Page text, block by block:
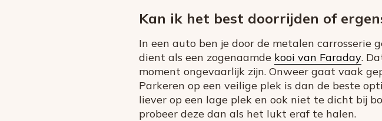
Kan ik het best doorrijden of
In een auto ben je door de metalen carrosserie
dient als een zogenaamde kooi van Faraday.
moment ongevaarlijk zijn. Onweer gaat vaak
Parkeren op een veilige plek is dan de beste
liever op een lage plek en ook niet te dicht bij
probeer deze dan als het lukt eraf te halen.